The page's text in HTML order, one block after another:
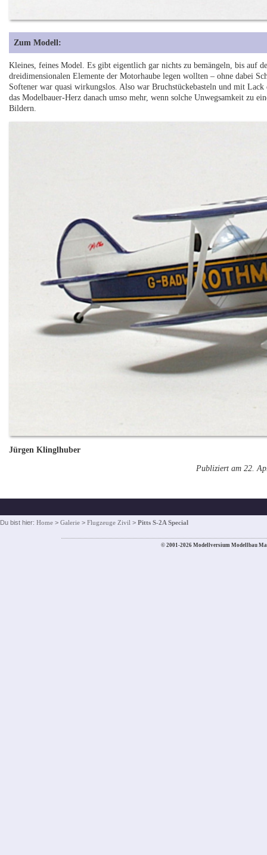
Zum Modell:
Kleines, feines Model. Es gibt eigentlich gar nichts zu bemängeln, bis auf
dreidimensionalen Elemente der Motorhaube legen wollten – ohne dabei
Softener war quasi wirkungslos. Also war Bruchstückebasteln und mit
das Modelbauer-Herz danach umso mehr, wenn solche Unwegsamkeit zu
Bildern.
Jürgen Klinglhuber
Publiziert am 22.
Du bist hier: Home > Galerie > Flugzeuge Zivil > Pitts S-2A Special
© 2001-2026 Modellversium Modellbau